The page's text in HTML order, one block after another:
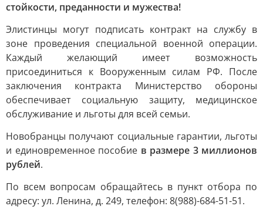
стойкости, преданности и мужества!
Элистинцы могут подписать контракт на службу в
зоне проведения специальной военной операции.
Каждый желающий имеет возможность
присоединиться к Вооруженным силам РФ. После
заключения контракта Министерство обороны
обеспечивает социальную защиту, медицинское
обслуживание и льготы для всей семьи.
Новобранцы получают социальные гарантии, льготы
и единовременное пособие в размере 3 миллионов
рублей.
По всем вопросам обращайтесь в пункт отбора по
адресу: ул. Ленина, д. 249, телефон: 8(988)-684-51-51.